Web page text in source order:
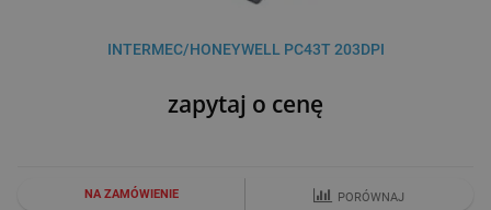
INTERMEC/HONEYWELL PC43T 203DPI
zapytaj o cenę
NA ZAMÓWIENIE PORÓWNAJ